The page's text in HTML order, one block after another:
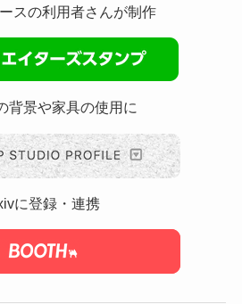
スの利用者さんが制作
背景や家具の使用に
に登録・連携